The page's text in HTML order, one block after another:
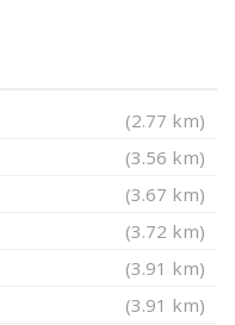
(2.77 km)
(3.56 km)
(3.67 km)
(3.72 km)
(3.91 km)
(3.91 km)